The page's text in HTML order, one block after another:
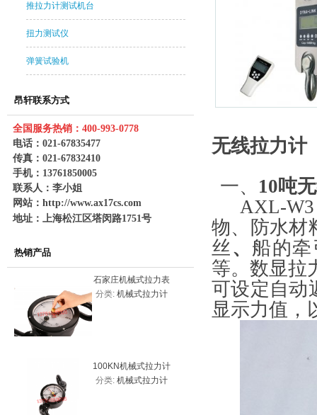
推拉力计测试机台
扭力测试仪
弹簧试验机
昂轩联系方式
全国服务热销：400-993-0778
电话：021-67835477
传真：021-67832410
手机：13761850005
联系人：李小姐
网站： http://www.ax17cs.com
地址：上海松江区塔闵路1751号
热销产品
石家庄机械式拉力表
20KN（2吨）
分类: 机械式拉力计
平顶山
力表
分类:机
100KN机械式拉力计
价格，机械式拉力表
分类: 机械式拉力计
无线拉力计
一、 10吨
AXL-W3
物、防水材
丝、 船的
等。数显拉
可设定自动
显示力值，